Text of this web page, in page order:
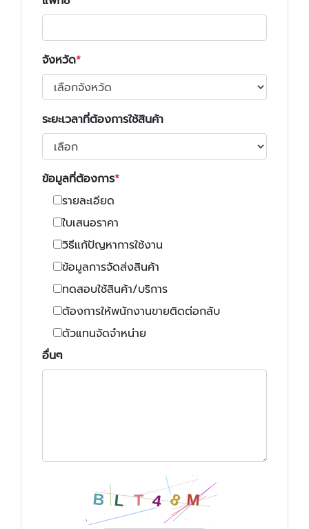
จังหวัด
ระยะเวลาที่ต้องการใช้สินค้า
ข้อมูลที่ต้องการ
รายละเอียด
ใบเสนอราคา
วิธีแก้ปัญหาการใช้งาน
ข้อมูลการจัดส่งสินค้า
ทดสอบใช้สินค้า/บริการ
ต้องการให้พนักงานขายติดต่อกลับ
ตัวแทนจัดจำหน่าย
อื่นๆ